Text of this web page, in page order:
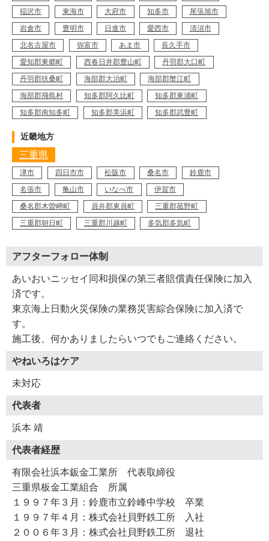
稲沢市 東海市 大府市 知多市
尾張旭市
岩倉市
豊明市 日進市 愛西市
清須市
北名古屋市
弥富市 あま市
長久手市
愛知郡東郷町
西春日井郡豊山町
丹羽郡大口町
丹羽郡扶桑町
海部郡大治町
海部郡蟹江町
海部郡飛島村
知多郡阿久比町
知多郡東浦町
知多郡南知多町
知多郡美浜町 知多郡武豊町
近畿地方
三重県
津市 四日市市 松阪市 桑名市
鈴鹿市
名張市
亀山市 いなべ市
伊賀市
桑名郡木曽岬町
員弁郡東員町
三重郡菰野町
三重郡朝日町
三重郡川越町 多気郡多気町
アフターフォロー体制
あいおいニッセイ同和損保の第三者賠償責任保険に加入
済です。
東京海上日動火災保険の業務災害綜合保険に加入済で
す。
施工後、何かありましたらいつでもご連絡ください。
やねいろはケア
未対応
代表者
浜本 靖
代表者経歴
有限会社浜本鈑金工業所 代表取締役
三重県板金工業組合 所属
１９９７年３月：鈴鹿市立鈴峰中学校 卒業
１９９７年４月：株式会社貝野鉄工所 入社
２００６年３月：株式会社貝野鉄工所 退社